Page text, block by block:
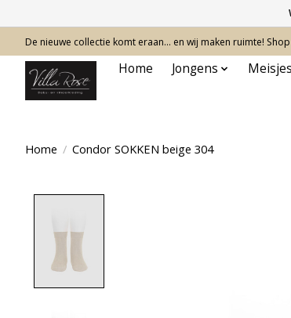
De nieuwe collectie komt eraan… en wij maken ruimte!
Home Jongens Meisjes
Home / Condor SOKKEN beige 304